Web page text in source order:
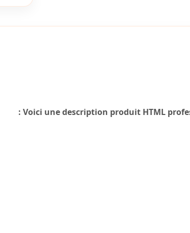
Voici une description produit HTML